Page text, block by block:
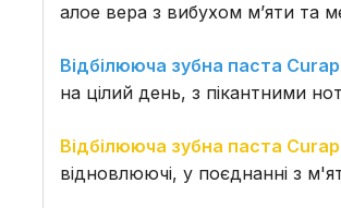
алое вера з вибухом м’яти та
Відбілююча зубна паста
на цілий день, з пікантними
Відбілююча зубна паста
відновлюючі, у поєднанні з